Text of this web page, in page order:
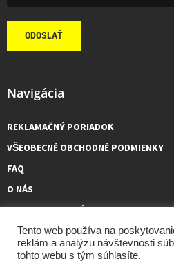
ODOSLAŤ
Navigácia
REKLAMAČNÝ PORIADOK
VŠEOBECNÉ OBCHODNÉ PODMIENKY
FAQ
O NÁS
KONTAKTUJTE NÁS
Tento web používa na
reklám a analýzu návštevnosti
tohto webu s tým súhlasíte.